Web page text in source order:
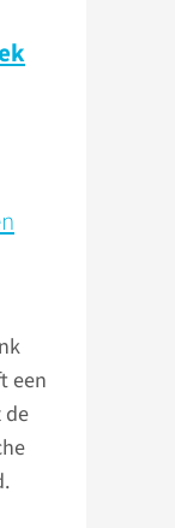
een
de